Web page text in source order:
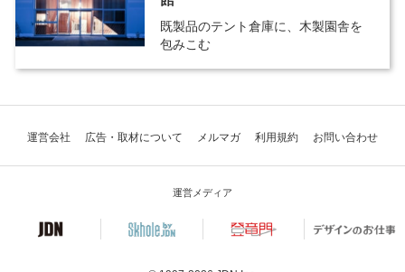
既製品のテント倉庫に、木製園舎を
包みこむ
運営会社 広告・取材について メルマガ 利用規約 お問い合わせ
運営メディア